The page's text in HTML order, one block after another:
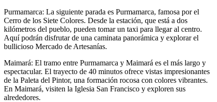
Purmamarca: La siguiente parada es Purmamarca, famosa por el
Cerro de los Siete Colores. Desde la estación, que está a dos
kilómetros del pueblo, pueden tomar un taxi para llegar al centro.
Aquí podrán disfrutar de una caminata panorámica y explorar el
bullicioso Mercado de Artesanías.
Maimará: El tramo entre Purmamarca y Maimará es el más largo y
espectacular. El trayecto de 40 minutos ofrece vistas impresionantes
de la Paleta del Pintor, una formación rocosa con colores vibrantes.
En Maimará, visiten la Iglesia San Francisco y exploren sus
alrededores.